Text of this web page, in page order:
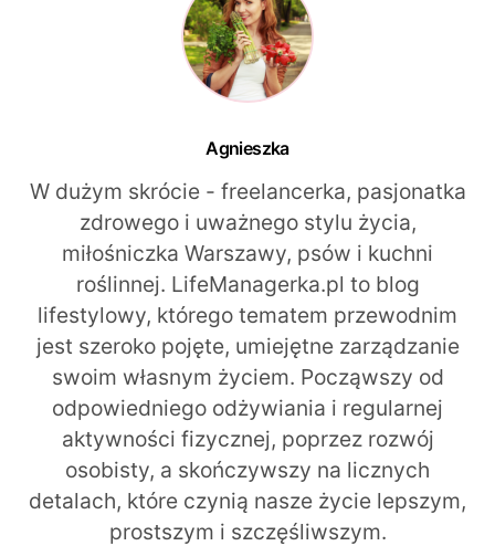
Agnieszka
W dużym skrócie - freelancerka, pasjonatka
zdrowego i uważnego stylu życia,
miłośniczka Warszawy, psów i kuchni
roślinnej. LifeManagerka.pl to blog
lifestylowy, którego tematem przewodnim
jest szeroko pojęte, umiejętne zarządzanie
swoim własnym życiem. Począwszy od
odpowiedniego odżywiania i regularnej
aktywności fizycznej, poprzez rozwój
osobisty, a skończywszy na licznych
detalach, które czynią nasze życie lepszym,
prostszym i szczęśliwszym.